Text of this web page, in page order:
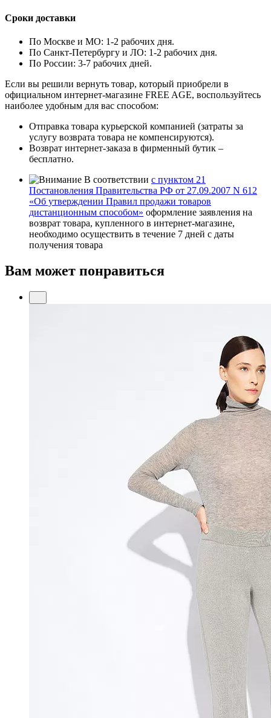
Сроки доставки
По Москве и МО: 1-2 рабочих дня.
По Санкт-Петербургу и ЛО: 1-2 рабочих дня.
По России: 3-7 рабочих дней.
Если вы решили вернуть товар, который приобрели в
официальном интернет-магазине FREE AGE, воспользуйтесь
наиболее удобным для вас способом:
Отправка товара курьерской компанией (затраты за
услугу возврата товара не компенсируются).
Возврат интернет-заказа в фирменный бутик –
бесплатно.
В соответствии с пунктом 21
Постановления Правительства РФ от 27.09.2007 N 612
«Об утверждении Правил продажи товаров
дистанционным способом» оформление заявления на
возврат товара, купленного в интернет-магазине,
необходимо осуществить в течение 7 дней с даты
получения товара
Вам может понравиться